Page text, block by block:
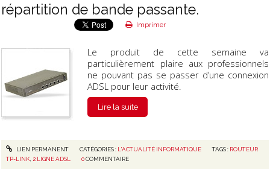
répartition de bande passante.
Imprimer
Le produit de cette semaine va
particulièrement plaire aux professionnels
ne pouvant pas se passer d’une connexion
ADSL pour leur activité.
Lire la suite
LIEN PERMANENT CATÉGORIES : L'ACTUALITÉ INFORMATIQUE TAGS : ROUTEUR
TP-LINK 2 LIGNE ADSL 0 COMMENTAIRE